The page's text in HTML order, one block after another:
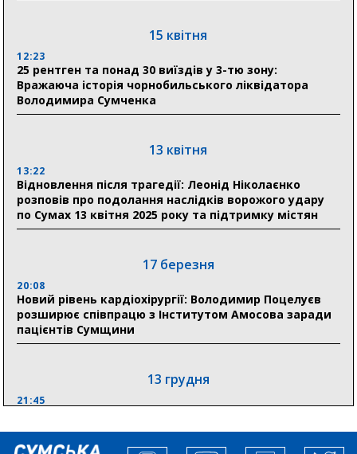
Сумщини пояснив, як отримати допомогу на зиму
17:52
«Укрексімбанк» припиняє виплату пенсій: у
Пенсійному фонді Сумщини пояснили, що робити
людям
відзнаки «Почесного громадянина міста Суми»
30 липня
Сумська клінічна лікарня Святого Пантелеймона
здобула головну відзнаку в медичній сфері України
18:33
Олексій Романько долучився до обговорення Плану
стійкості Сумщини з Прем’єр-міністром
15 квітня
12:23
25 рентген та понад 30 виїздів у 3-тю зону:
Вражаюча історія чорнобильського ліквідатора
Володимира Сумченка
13 квітня
13:22
Відновлення після трагедії: Леонід Ніколаєнко
розповів про подолання наслідків ворожого удару
по Сумах 13 квітня 2025 року та підтримку містян
17 березня
20:08
Новий рівень кардіохірургії: Володимир Поцелуєв
розширює співпрацю з Інститутом Амосова заради
пацієнтів Сумщини
13 грудня
21:45
збільшити завантаження стратегічних українських
виробників”, – нардеп Максим Гузенко